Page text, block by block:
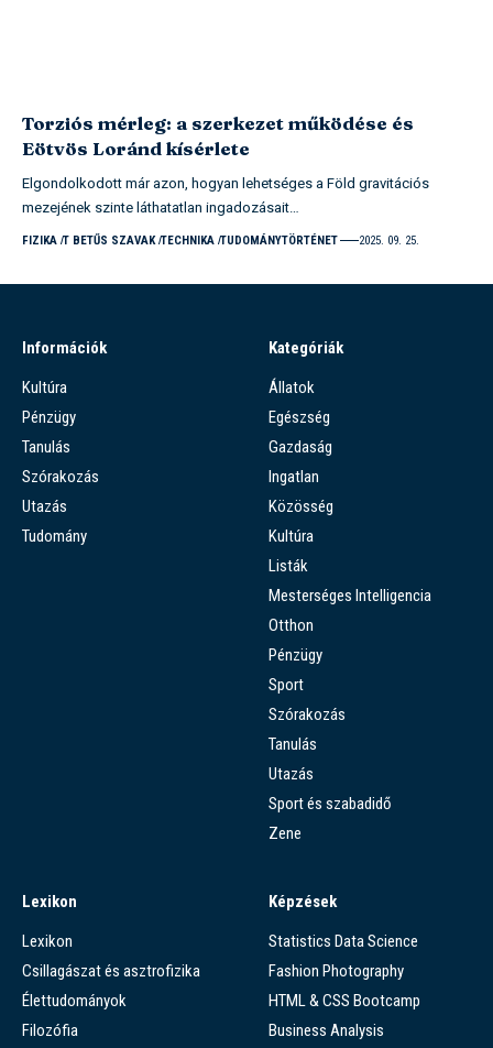
Torziós mérleg: a szerkezet működése és
Eötvös Loránd kísérlete
Elgondolkodott már azon, hogyan lehetséges a Föld gravitációs
mezejének szinte láthatatlan ingadozásait…
FIZIKA T BETŰS SZAVAK TECHNIKA TUDOMÁNYTÖRTÉNET 2025. 09. 25.
Információk
Kultúra
Pénzügy
Tanulás
Szórakozás
Utazás
Tudomány
Kategóriák
Állatok
Egészség
Gazdaság
Ingatlan
Közösség
Kultúra
Listák
Mesterséges Intelligencia
Otthon
Pénzügy
Sport
Szórakozás
Tanulás
Utazás
Sport és szabadidő
Zene
Lexikon
Lexikon
Csillagászat és asztrofizika
Élettudományok
Filozófia
Képzések
Statistics Data Science
Fashion Photography
HTML & CSS Bootcamp
Business Analysis